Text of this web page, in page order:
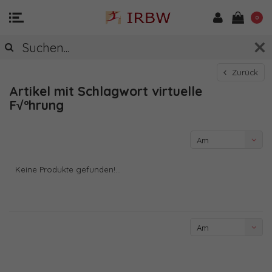
0
Zurück
Artikel mit Schlagwort virtuelle
F√ºhrung
Am
Keine Produkte gefunden!...
Am